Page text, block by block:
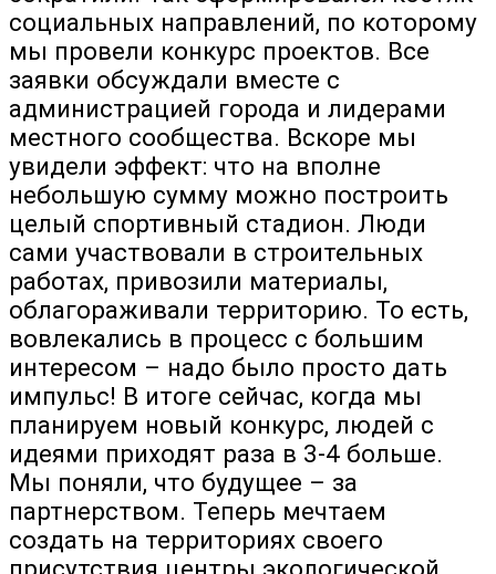
социальных направлений, по которому
мы провели конкурс проектов. Все
заявки обсуждали вместе с
администрацией города и лидерами
местного сообщества. Вскоре мы
увидели эффект: что на вполне
небольшую сумму можно построить
целый спортивный стадион. Люди
сами участвовали в строительных
работах, привозили материалы,
облагораживали территорию. То есть,
вовлекались в процесс с большим
интересом – надо было просто дать
импульс! В итоге сейчас, когда мы
планируем новый конкурс, людей с
идеями приходят раза в 3-4 больше.
Мы поняли, что будущее – за
партнерством. Теперь мечтаем
создать на территориях своего
присутствия центры экологической